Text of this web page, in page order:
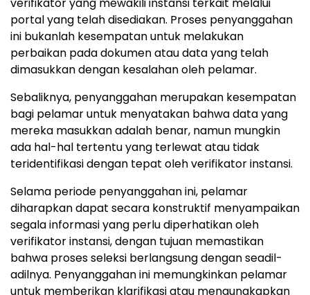
verifikator yang mewakili instansi terkait melalui
portal yang telah disediakan. Proses penyanggahan
ini bukanlah kesempatan untuk melakukan
perbaikan pada dokumen atau data yang telah
dimasukkan dengan kesalahan oleh pelamar.
Sebaliknya, penyanggahan merupakan kesempatan
bagi pelamar untuk menyatakan bahwa data yang
mereka masukkan adalah benar, namun mungkin
ada hal-hal tertentu yang terlewat atau tidak
teridentifikasi dengan tepat oleh verifikator instansi.
Selama periode penyanggahan ini, pelamar
diharapkan dapat secara konstruktif menyampaikan
segala informasi yang perlu diperhatikan oleh
verifikator instansi, dengan tujuan memastikan
bahwa proses seleksi berlangsung dengan seadil-
adilnya. Penyanggahan ini memungkinkan pelamar
untuk memberikan klarifikasi atau mengungkapkan